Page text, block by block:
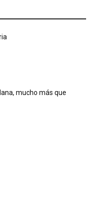
mucho más que